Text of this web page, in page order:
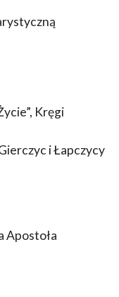
Kręgi
i Łapczycy
Apostoła